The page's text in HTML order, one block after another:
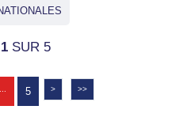
1SUR 5
5 > >>